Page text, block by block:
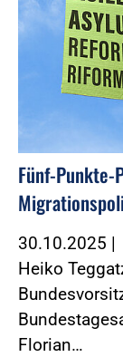
Fünf-
30.10.2025 |
Heiko
Florian…